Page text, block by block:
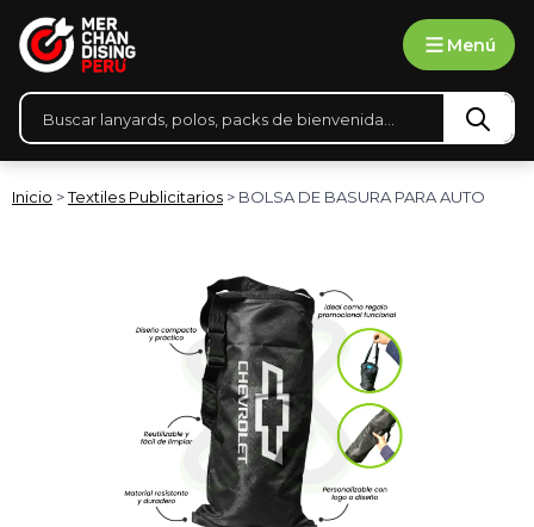
Menú
Búsqueda
Inicio >Textiles Publicitarios > BOLSA DE BASURA PARA AUTO